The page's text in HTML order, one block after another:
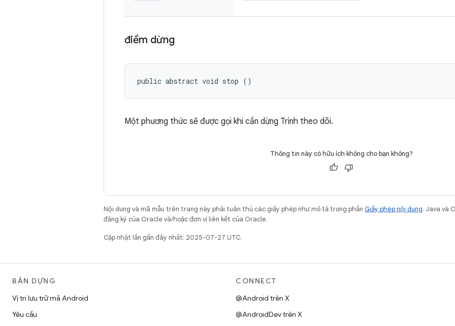
điểm dừng
public abstract void stop ()
Một phương thức sẽ được gọi khi cần dừng Trình theo dõi.
Thông tin này có hữu ích không cho bạn không?
Nội dung và mã mẫu trên trang này phải tuân thủ các giấy phép như mô tả trong phần Giấy phép nội dung. Java và
đăng ký của Oracle và/hoặc đơn vị liên kết của Oracle.
Cập nhật lần gần đây nhất: 2025-07-27 UTC.
BẢN DỰNG
Vị trí lưu trữ mã Android
Yêu cầu
CONNECT
@Android trên X
@AndroidDev trên X